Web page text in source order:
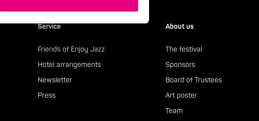
Service
Friends of Enjoy Jazz
Hotel arrangements
Newsletter
Press
About us
The festival
Sponsors
Board of Trustees
Art poster
Team